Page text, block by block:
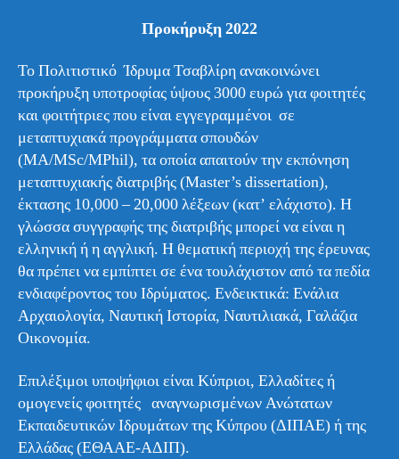
Προκήρυξη 2022
Το Πολιτιστικό Ίδρυμα Τσαβλίρη ανακοινώνει
προκήρυξη υποτροφίας ύψους 3000 ευρώ για φοιτητές
και φοιτήτριες που είναι εγγεγραμμένοι σε
μεταπτυχιακά προγράμματα σπουδών
(ΜA/MSc/MPhil), τα οποία απαιτούν την εκπόνηση
μεταπτυχιακής διατριβής (Master’s dissertation),
έκτασης 10,000 – 20,000 λέξεων (κατ’ ελάχιστο). Η
γλώσσα συγγραφής της διατριβής μπορεί να είναι η
ελληνική ή η αγγλική. Η θεματική περιοχή της έρευνας
θα πρέπει να εμπίπτει σε ένα τουλάχιστον από τα πεδία
ενδιαφέροντος του Ιδρύματος. Ενδεικτικά: Ενάλια
Αρχαιολογία, Ναυτική Ιστορία, Ναυτιλιακά, Γαλάζια
Οικονομία.
Επιλέξιμοι υποψήφιοι είναι Κύπριοι, Ελλαδίτες ή
ομογενείς φοιτητές αναγνωρισμένων Ανώτατων
Εκπαιδευτικών Ιδρυμάτων της Κύπρου (ΔΙΠΑΕ) ή της
Ελλάδας (ΕΘΑΑΕ-ΑΔΙΠ).